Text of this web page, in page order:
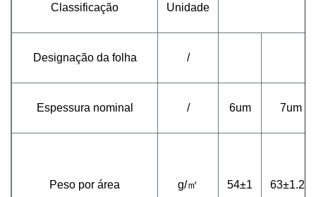
Classificação Unidade
Designação da folha /
Espessura nominal / 6um 7um
Peso por área g/㎡ 54±1 63±1.25